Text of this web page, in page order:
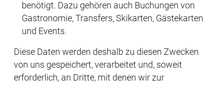
benötigt. Dazu gehören auch Buchungen von
Gastronomie, Transfers, Skikarten, Gästekarten
und Events.
Diese Daten werden deshalb zu diesen Zwecken
von uns gespeichert, verarbeitet und, soweit
erforderlich, an Dritte, mit denen wir zur